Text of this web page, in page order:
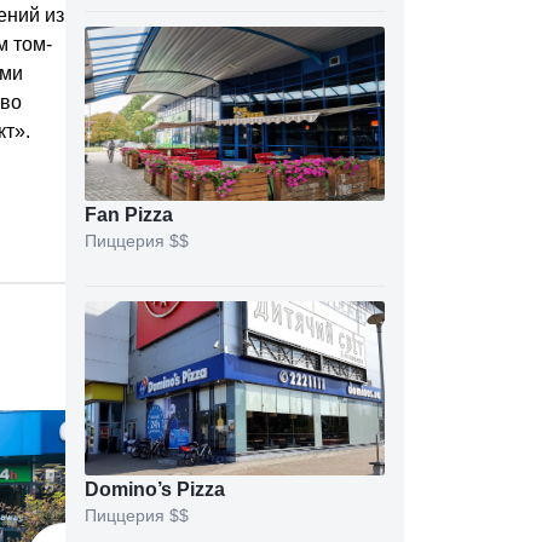
из
том-
Fan Pizza
Пиццерия $$
Domino’s Pizza
Пиццерия $$